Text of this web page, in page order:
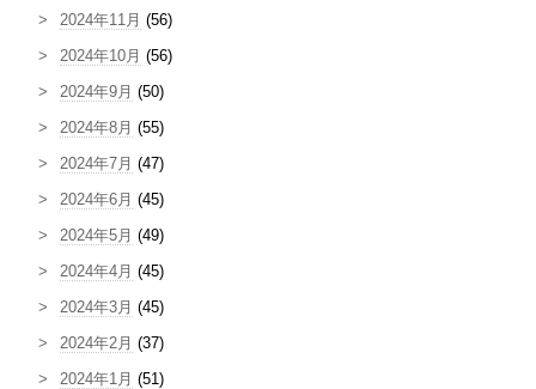
2024年11月 (56)
2024年10月 (56)
2024年9月 (50)
2024年8月 (55)
2024年7月 (47)
2024年6月 (45)
2024年5月 (49)
2024年4月 (45)
2024年3月 (45)
2024年2月 (37)
2024年1月 (51)